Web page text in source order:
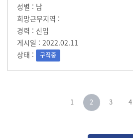
남
신입
2022.02.11
구직중
1 2 3 4